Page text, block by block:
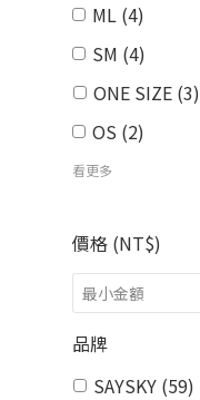
ML (4)
SM (4)
ONE SIZE (3)
OS (2)
看更多
價格 (NT$)
品牌
SAYSKY (59)